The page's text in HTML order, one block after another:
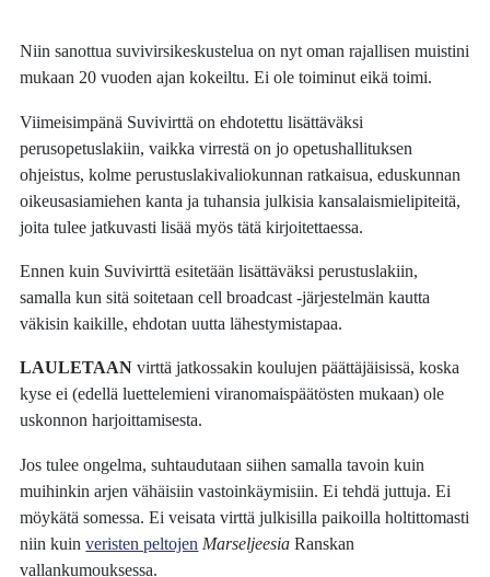
Niin sanottua suvivirsikeskustelua on nyt oman rajallisen muistini
mukaan 20 vuoden ajan kokeiltu. Ei ole toiminut eikä toimi.
Viimeisimpänä Suvivirttä on ehdotettu lisättäväksi
perusopetuslakiin, vaikka virrestä on jo opetushallituksen
ohjeistus, kolme perustuslakivaliokunnan ratkaisua, eduskunnan
oikeusasiamiehen kanta ja tuhansia julkisia kansalaismielipiteitä,
joita tulee jatkuvasti lisää myös tätä kirjoitettaessa.
Ennen kuin Suvivirttä esitetään lisättäväksi perustuslakiin,
samalla kun sitä soitetaan cell broadcast -järjestelmän kautta
väkisin kaikille, ehdotan uutta lähestymistapaa.
LAULETAAN virttä jatkossakin koulujen päättäjäisissä, koska
kyse ei (edellä luettelemieni viranomaispäätösten mukaan) ole
uskonnon harjoittamisesta.
Jos tulee ongelma, suhtaudutaan siihen samalla tavoin kuin
muihinkin arjen vähäisiin vastoinkäymisiin. Ei tehdä juttuja. Ei
möykätä somessa. Ei veisata virttä julkisilla paikoilla holtittomasti
niin kuinveristen peltojen Marseljeesia Ranskan
vallankumouksessa.